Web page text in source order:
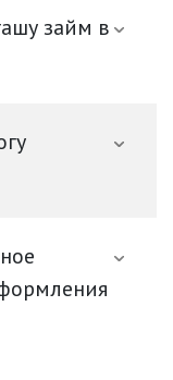
займ в